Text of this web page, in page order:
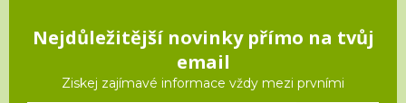
Nejdůležitější novinky přímo na tvůj
email
Ziskej zajímavé informace vždy mezi prvními